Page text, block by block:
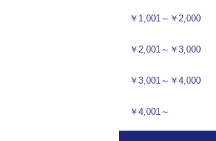
￥1,001～￥2,000
￥2,001～￥3,000
￥3,001～￥4,000
￥4,001～